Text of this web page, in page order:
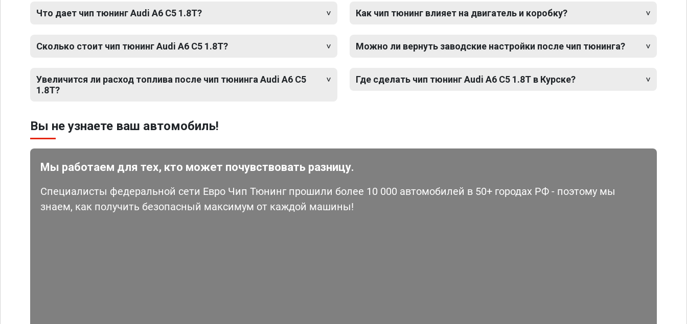
Что дает чип тюнинг Audi A6 C5 1.8T?
Сколько стоит чип тюнинг Audi A6 C5 1.8T?
Увеличится ли расход топлива после чип тюнинга Audi A6 C5
1.8T?
Как чип тюнинг влияет на двигатель и коробку?
Можно ли вернуть заводские настройки после чип тюнинга?
Где сделать чип тюнинг Audi A6 C5 1.8T в Курске?
Вы не узнаете ваш автомобиль!
Мы работаем для тех, кто может почувствовать разницу.
Специалисты федеральной сети Евро Чип Тюнинг прошили более 10 000 автомобилей в 50+ городах РФ - поэтому мы
знаем, как получить безопасный максимум от каждой машины!